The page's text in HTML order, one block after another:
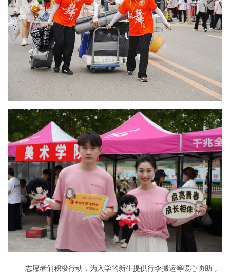
志愿者们积极行动，为入学的新生提供行李搬运等暖心协助 。